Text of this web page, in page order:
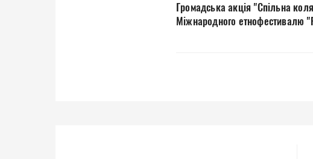
Громадська акція "Спільна
Міжнародного етнофестивалю